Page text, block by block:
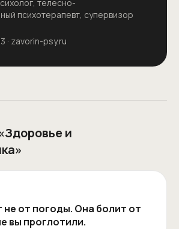
телесно-
психотерапевт, супервизор
· zavorin-psy.ru
Здоровье и
»
не от погоды. Она болит от
вы проглотили.